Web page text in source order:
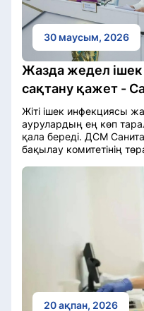
30 маусым, 2026
Жазда жедел
сақтану қажет -
Жіті ішек инфекциясы
аурулардың ең көп
қала береді. ДСМ
бақылау комитетінің
20 ақпан, 2026